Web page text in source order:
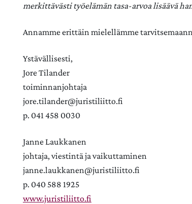
merkittävästi työelämän tasa-arvoa lisäävä
Annamme erittäin mielellämme
Ystävällisesti,
Jore Tilander
toiminnanjohtaja
jore.tilander@juristiliitto.fi
p. 041 458 0030
Janne Laukkanen
johtaja, viestintä ja vaikuttaminen
janne.laukkanen@juristiliitto.fi
p. 040 588 1925
www.juristiliitto.fi